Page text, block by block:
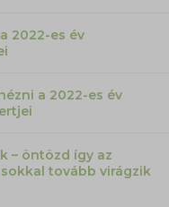
2022-es év
a 2022-es év
– öntözd így az
tovább virágzik